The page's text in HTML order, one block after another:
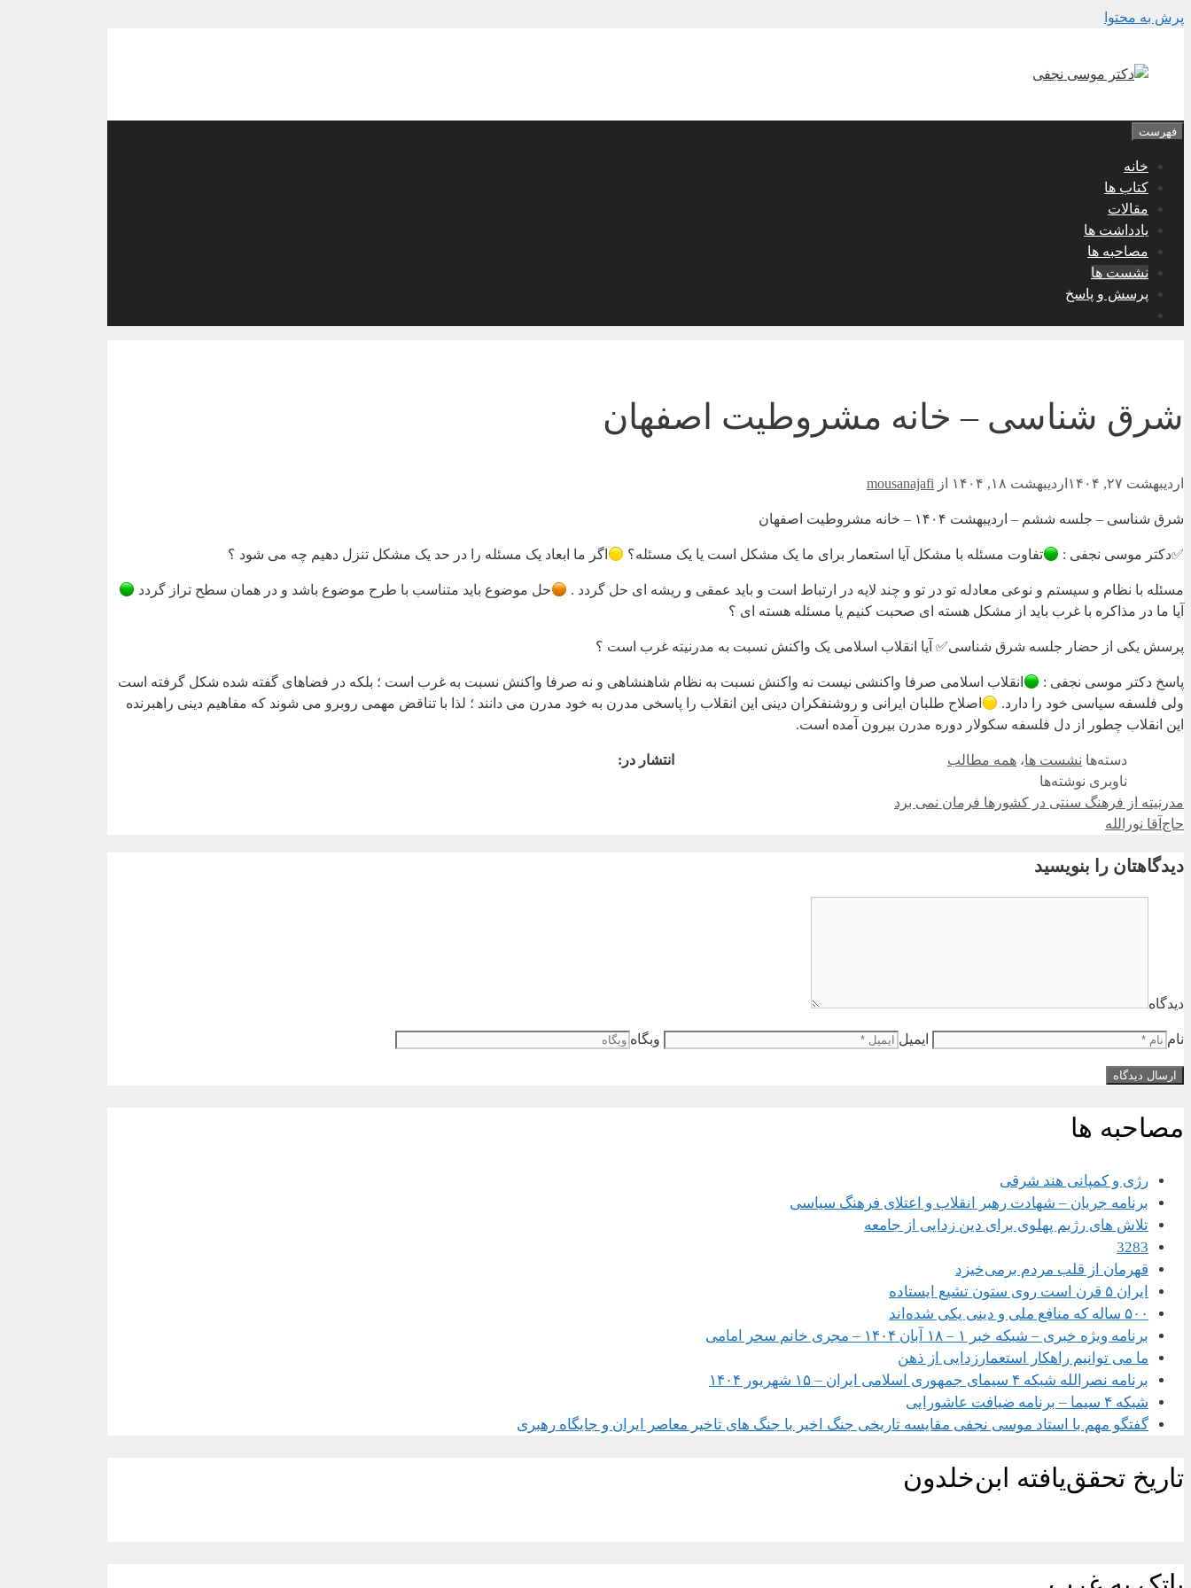
پرش به محتوا
فهرست
خانه
کتاب ها
مقالات
یادداشت ها
مصاحبه ها
نشست ها
پرسش و پاسخ
شرق شناسی – خانه مشروطیت اصفهان
اردیبهشت ۲۷, ۱۴۰۴ اردیبهشت ۱۸, ۱۴۰۴ از mousanajafi
شرق شناسی – جلسه ششم – اردیبهشت ۱۴۰۴ – خانه مشروطیت اصفهان
✅دکتر موسی نجفی : تفاوت مسئله با مشکل آیا استعمار برای ما یک مشکل است یا یک مسئله؟ اگر ما ابعاد یک مسئله را در حد یک مشکل تنزل دهیم چه می شود ؟
مسئله با نظام و سیستم و نوعی معادله تو در تو و چند لایه در ارتباط است و باید عمقی و ریشه ای حل گردد .
حل موضوع باید متناسب با طرح موضوع باشد و در همان سطح تراز گردد
آیا ما در مذاکره با غرب باید از مشکل هسته ای صحبت کنیم یا مسئله هسته ای ؟
پرسش یکی از حضار جلسه شرق شناسی✅ آیا انقلاب اسلامی یک واکنش نسبت به مدرنیته غرب است ؟
پاسخ دکتر موسی نجفی :
انقلاب اسلامی صرفا واکنشی نیست نه واکنش نسبت به نظام شاهنشاهی و نه صرفا واکنش نسبت به غرب است ؛ بلکه در فضاهای گفته شده شکل گرفته است
ولی فلسفه سیاسی خود را دارد.
اصلاح طلبان ایرانی و روشنفکران دینی این انقلاب را پاسخی مدرن به خود مدرن می دانند ؛ لذا با تناقض مهمی روبرو می شوند که مفاهیم دینی راهبرنده
این انقلاب چطور از دل فلسفه سکولار دوره مدرن بیرون آمده است.
انتشار در: دسته‌ها نشست ها، همه مطالب
ناوبری نوشته‌ها
مدرنیته از فرهنگ سنتی در کشورها فرمان نمی برد
حاج‌آقا نورالله
دیدگاهتان را بنویسید
دیدگاه
نام ایمیل وبگاه
مصاحبه ها
رژی و کمپانی هند شرقی
برنامه جریان – شهادت رهبر انقلاب و اعتلای فرهنگ سیاسی
تلاش های رژیم پهلوی برای دین زدایی از جامعه
3283
قهرمان از قلب مردم برمی‌خیزد
ایران ۵ قرن است روی ستون تشیع ایستاده
۵۰۰ ساله که منافع ملی و دینی یکی شده‌اند
برنامه ویژه خبری – شبکه خبر ۱ – ۱۸ آبان ۱۴۰۴ – مجری خانم سحر امامی
ما می توانیم راهکار استعمارزدایی از ذهن
برنامه نصرالله شبکه ۴ سیمای جمهوری اسلامی ایران – ۱۵ شهریور ۱۴۰۴
شبکه ۴ سیما – برنامه ضیافت عاشورایی
گفتگو مهم با استاد موسی نجفی مقایسه تاریخی جنگ اخیر با جنگ های تاخیر معاصر ایران و جایگاه رهبری
تاریخ تحقق‌یافته ابن‌خلدون